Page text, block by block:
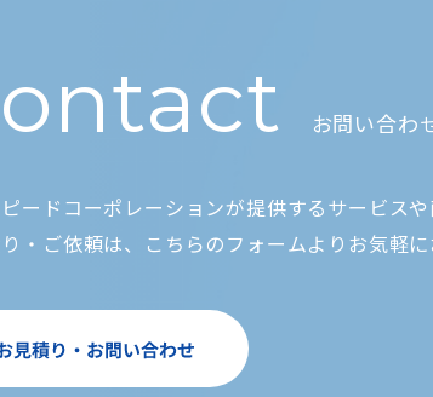
お問い合わ
ードコーポレーションが提供するサービスや
・ご依頼は、こちらのフォームよりお気軽に